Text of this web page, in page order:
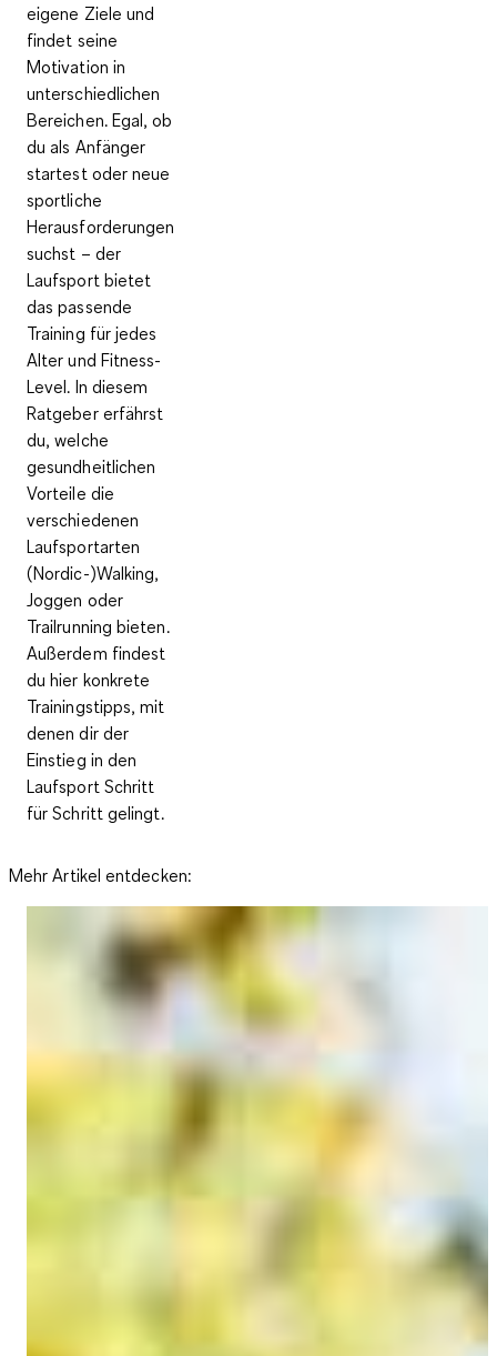
eigene Ziele und
findet seine
Motivation in
unterschiedlichen
Bereichen. Egal, ob
du als Anfänger
startest oder neue
sportliche
Herausforderungen
suchst – der
Laufsport bietet
das passende
Training für jedes
Alter und Fitness-
Level. In diesem
Ratgeber erfährst
du, welche
gesundheitlichen
Vorteile die
verschiedenen
Laufsportarten
(Nordic-)Walking,
Joggen oder
Trailrunning bieten.
Außerdem findest
du hier konkrete
Trainingstipps, mit
denen dir der
Einstieg in den
Laufsport Schritt
für Schritt gelingt.
Mehr Ar­ti­kel ent­de­cken: